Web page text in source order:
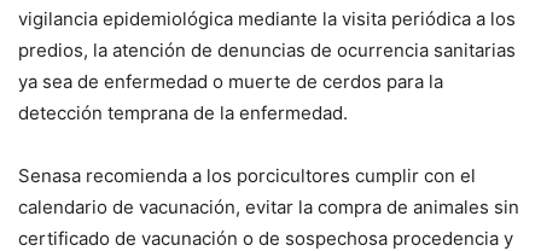
vigilancia epidemiológica mediante la visita periódica a los
predios, la atención de denuncias de ocurrencia sanitarias
ya sea de enfermedad o muerte de cerdos para la
detección temprana de la enfermedad.
Senasa recomienda a los porcicultores cumplir con el
calendario de vacunación, evitar la compra de animales sin
certificado de vacunación o de sospechosa procedencia y